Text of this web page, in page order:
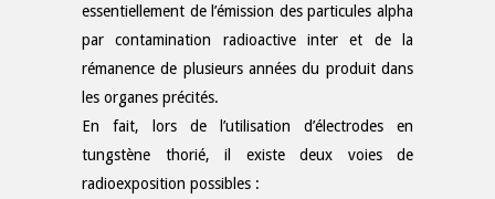
essentiellement de l’émission des particules alpha
par contamination radioactive inter et de la
rémanence de plusieurs années du produit dans
les organes précités.
En fait, lors de l’utilisation d’électrodes en
tungstène thorié, il existe deux voies de
radioexposition possibles :